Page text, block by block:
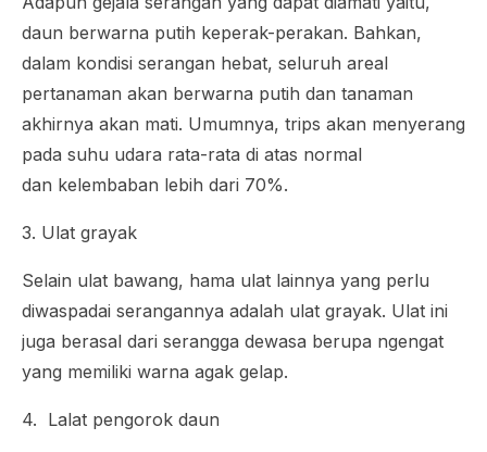
daun berwarna putih keperak-perakan. Bahkan,
dalam kondisi serangan hebat, seluruh areal
pertanaman akan berwarna putih dan tanaman
akhirnya akan mati. Umumnya, trips akan menyerang
pada suhu udara rata-rata di atas normal
dan kelembaban lebih dari 70%.
3. Ulat grayak
Selain ulat bawang, hama ulat lainnya yang perlu
diwaspadai serangannya adalah ulat grayak. Ulat ini
juga berasal dari serangga dewasa berupa ngengat
yang memiliki warna agak gelap.
4. Lalat pengorok daun